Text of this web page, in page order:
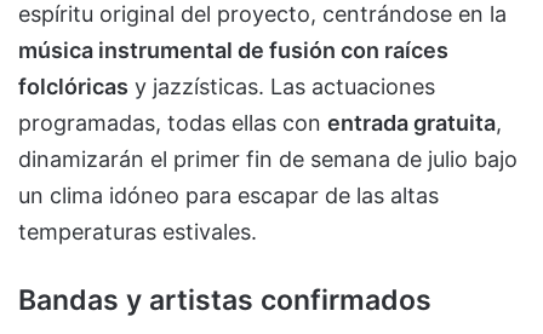
espíritu original del proyecto, centrándose en la
música instrumental de fusión con raíces
folclóricas y jazzísticas. Las actuaciones
programadas, todas ellas con entrada gratuita,
dinamizarán el primer fin de semana de julio bajo
un clima idóneo para escapar de las altas
temperaturas estivales.
Bandas y artistas confirmados